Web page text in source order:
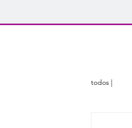
todos |